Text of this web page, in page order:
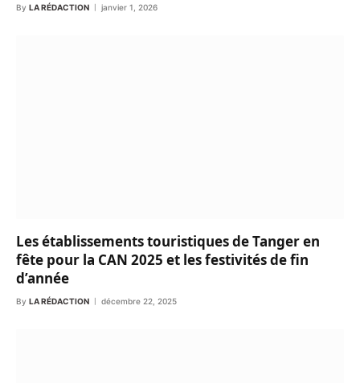
By LA RÉDACTION janvier 1, 2026
Les établissements touristiques de Tanger en
fête pour la CAN 2025 et les festivités de fin
d’année
By LA RÉDACTION décembre 22, 2025